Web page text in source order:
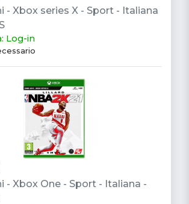
- Xbox series X - Sport - Italiana
Log-in
- Xbox One - Sport - Italiana -